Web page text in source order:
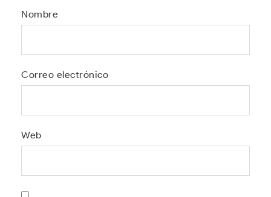
Nombre
Correo electrónico
Web